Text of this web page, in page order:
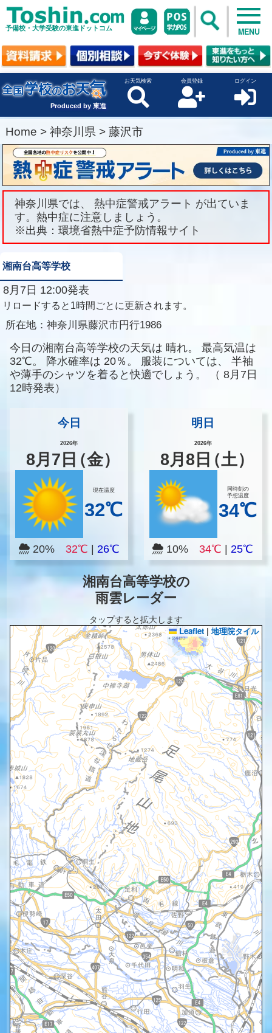
予備校・大学受験の東進ドットコム MENU
Produced by 東進
お天気検索 会員登録 ログイン
Home > 神奈川県 > 藤沢市
神奈川県では、 熱中症警戒アラート が出ていま
す。熱中症に注意しましょう。
※出典：環境省熱中症予防情報サイト
湘南台高等学校
8月7日 12:00発表
リロードすると1時間ごとに更新されます。
所在地： 神奈川県藤沢市円行1986
今日の湘南台高等学校の天気は 晴れ。
最高気温は
32℃。
降水確率は 20％。 服装については、
半袖
や薄手のシャツを着ると快適でしょう。
（ 8月7日
12時発表）
今日
2026年
8月 7 日（金）
現在温度
32℃
20% 32℃ 26℃
明日
2026年
8月8 日（土）
同時刻の
予想温度
34℃
10%34℃ |25℃
湘南台高等学校の
雨雲レーダー
タップすると拡大します
Leaflet | 地理院タイル